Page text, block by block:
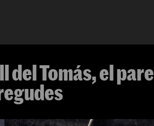
del Tomás, el pare